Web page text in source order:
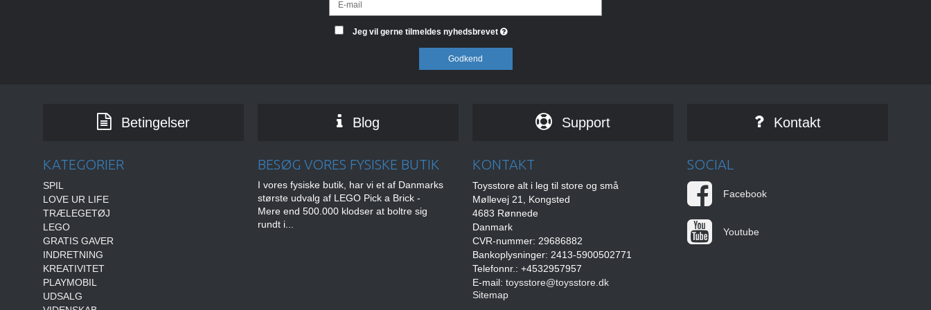
Jeg vil gerne tilmeldes nyhedsbrevet
Godkend
Betingelser Blog Support Kontakt
KATEGORIER
SPIL
LOVE UR LIFE
TRÆLEGETØJ
LEGO
GRATIS GAVER
INDRETNING
KREATIVITET
PLAYMOBIL
UDSALG
BESØG VORES FYSISKE BUTIK
I vores fysiske butik, har vi et af Danmarks
største udvalg af LEGO Pick a Brick -
Mere end 500.000 klodser at boltre sig
rundt i...
KONTAKT
Toysstore alt i leg til store og små
Møllevej 21, Kongsted
4683 Rønnede
Danmark
CVR-nummer: 29686882
Bankoplysninger: 2413-5900502771
Telefonnr.: +4532957957
E-mail: toysstore@toysstore.dk
Sitemap
SOCIAL
Facebook
Youtube